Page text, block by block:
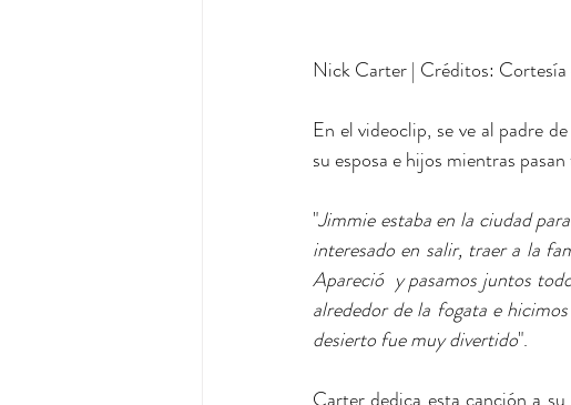
Nick Carter | Créditos:
En el videoclip, se ve al padre
su esposa e hijos mientras
"Jimmie estaba en la ciudad
interesado en salir, traer a la
Apareció  y pasamos juntos
alrededor de la fogata e
desierto fue muy divertido".